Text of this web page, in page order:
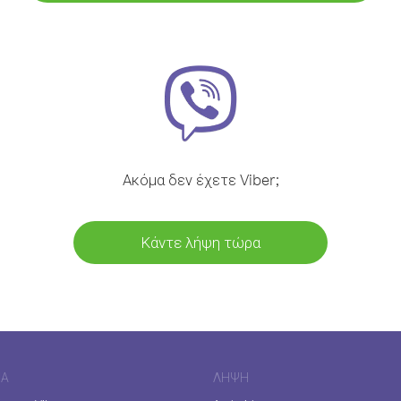
Ακόμα δεν έχετε Viber;
Κάντε λήψη τώρα
ΛΉΨΗ